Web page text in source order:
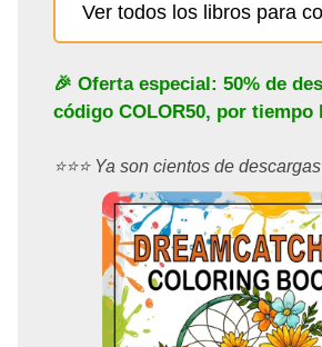
Ver todos los libros para
🎉 Oferta especial: 50% de
código COLOR50, por tiempo
⭐️⭐️⭐️ Ya son cientos de descargas